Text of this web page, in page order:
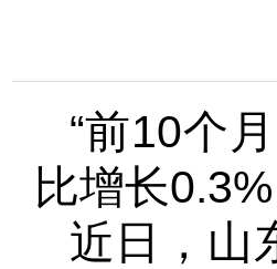
“前10个
比增长
近日，山